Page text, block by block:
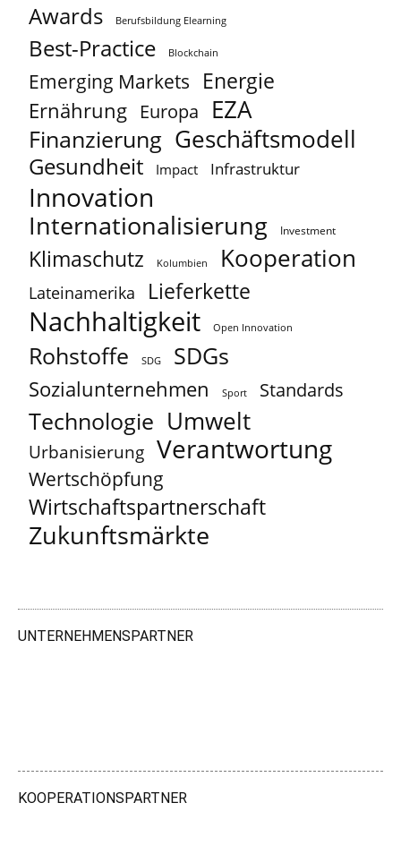
Awards Berufsbildung Elearning
Best-Practice Blockchain
Emerging Markets Energie
Ernährung Europa EZA
Finanzierung Geschäftsmodell
Gesundheit Impact Infrastruktur
Innovation
Internationalisierung Investment
Klimaschutz Kolumbien Kooperation
Lateinamerika Lieferkette
Nachhaltigkeit Open Innovation
Rohstoffe SDG SDGs
Sozialunternehmen Sport Standards
Technologie Umwelt
Urbanisierung Verantwortung
Wertschöpfung
Wirtschaftspartnerschaft
Zukunftsmärkte
UNTERNEHMENSPARTNER
KOOPERATIONSPARTNER